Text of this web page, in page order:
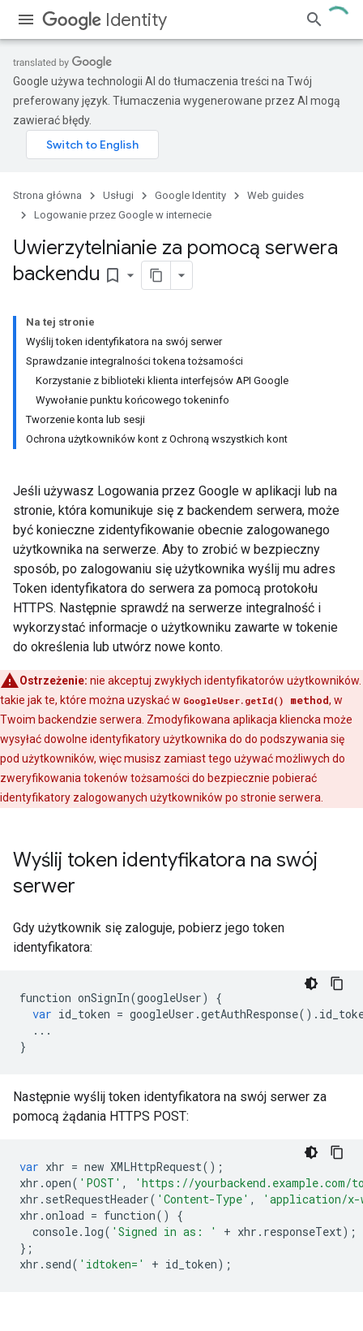
Identity
Google używa technologii AI do tłumaczenia treści na Twój
preferowany język. Tłumaczenia wygenerowane przez AI mogą
zawierać błędy.
Strona główna Usługi Google Identity
Web guides
Logowanie przez Google w internecie
Uwierzytelnianie za pomocą serwera
backendu bookmark_border
Na tej stronie
Wyślij token identyfikatora na swój serwer
Sprawdzanie integralności tokena tożsamości
Korzystanie z biblioteki klienta interfejsów API Google
Wywołanie punktu końcowego tokeninfo
Tworzenie konta lub sesji
Ochrona użytkowników kont z Ochroną wszystkich kont
Jeśli używasz Logowania przez Google w aplikacji lub na
stronie, która komunikuje się z backendem serwera, może
być konieczne zidentyfikowanie obecnie zalogowanego
użytkownika na serwerze. Aby to zrobić w bezpieczny
sposób, po zalogowaniu się użytkownika wyślij mu adres
Token identyfikatora do serwera za pomocą protokołu
HTTPS. Następnie sprawdź na serwerze integralność i
wykorzystać informacje o użytkowniku zawarte w tokenie
do określenia lub utwórz nowe konto.
Ostrzeżenie: nie akceptuj zwykłych identyfikatorów użytkowników.
takie jak te, które można uzyskać w GoogleUser.getId() method, w
Twoim backendzie serwera. Zmodyfikowana aplikacja kliencka może
wysyłać dowolne identyfikatory użytkownika do do podszywania się
pod użytkowników, więc musisz zamiast tego używać możliwych do
zweryfikowania tokenów tożsamości do bezpiecznie pobierać
identyfikatory zalogowanych użytkowników po stronie serwera.
Wyślij token identyfikatora na swój
serwer
Gdy użytkownik się zaloguje, pobierz jego token
identyfikatora:
function onSignIn(googleUser)
{
var id_token = googleUser .getAuthResponse() .
...
}
Następnie wyślij token identyfikatora na swój serwer za
pomocą żądania HTTPS POST:
var xhr = new XMLHttpRequest();
xhr .open( 'POST' ,
'https://yourbackend.example.com/
xhr . setRequestHeader( 'Content-Type' ,
'application/x-
xhr .onload = function()
{
console. log( 'Signed in as: ' + xhr . responseText);
};
xhr . send( 'idtoken=' + id_token);